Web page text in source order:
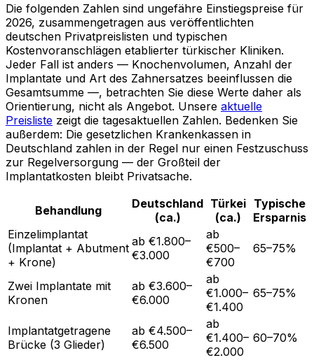
Die folgenden Zahlen sind ungefähre Einstiegspreise für
2026, zusammengetragen aus veröffentlichten
deutschen Privatpreislisten und typischen
Kostenvoranschlägen etablierter türkischer Kliniken.
Jeder Fall ist anders — Knochenvolumen, Anzahl der
Implantate und Art des Zahnersatzes beeinflussen die
Gesamtsumme —, betrachten Sie diese Werte daher als
Orientierung, nicht als Angebot. Unsere aktuelle
Preisliste zeigt die tagesaktuellen Zahlen. Bedenken Sie
außerdem: Die gesetzlichen Krankenkassen in
Deutschland zahlen in der Regel nur einen Festzuschuss
zur Regelversorgung — der Großteil der
Implantatkosten bleibt Privatsache.
Behandlung
Deutschland
(ca.)
Türkei
(ca.)
Typische
Ersparnis
Einzelimplantat
(Implantat + Abutment
+ Krone)
ab €1.800–
€3.000
ab
€500–
€700
65–75%
Zwei Implantate mit
Kronen
ab €3.600–
€6.000
ab
€1.000–
€1.400
65–75%
Implantatgetragene
Brücke (3 Glieder)
ab €4.500–
€6.500
ab
€1.400–
€2.000
60–70%